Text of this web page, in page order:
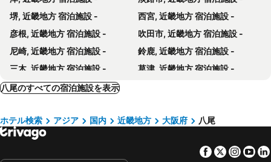
Toyoko Inn Higashi-osaka
Hotel C Gran Fujiidera
Sekai Hotel 布施
unito residence FUSE
Wanoie
Design Hotel Gordo Platinum
ザ・セレクトン東大阪長田駅前
ホテル プラザ 松原
Hotel Silk Road
Goda Imari Apartment Stay
HOSTEL198
3U NAMBA - MINAMI by DOYANEN
Henn na Hotel Express Osaka Namba Nipponbashi Annex
大阪マリオット都ホテル
奈良公園
風良都 東福寺
南京町
左京区
船場センタービル
箕面の滝
三条京阪駅
京都市役所前駅
堺, 近畿地方 宿泊施設 -
西宮, 近畿地方 宿泊施設 -
彦根, 近畿地方 宿泊施設 -
吹田市, 近畿地方 宿泊施設 -
尼崎, 近畿地方 宿泊施設 -
鈴鹿, 近畿地方 宿泊施設 -
三木, 近畿地方 宿泊施設 -
草津, 近畿地方 宿泊施設 -
舞鶴, 近畿地方 宿泊施設 -
みなべ町, 近畿地方 宿泊施設 -
松阪, 近畿地方 宿泊施設 -
豊中市, 近畿地方 宿泊施設 -
菰野町, 近畿地方 宿泊施設 -
八尾のすべての宿泊施設を表示
ホテル検索 アジア 国内 近畿地方 大阪府 八尾
Facebook
Twitter